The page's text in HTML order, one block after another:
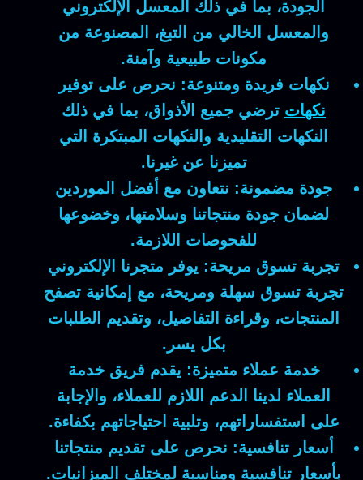
الجودة، بما في ذلك المعسل الإلكتروني
والمعسل الخالي من التبغ، المصنوعة من
مكونات طبيعية وآمنة.
نكهات فريدة ومتنوعة: نحرص على توفير
نكهات ترضي جميع الأذواق، بما في ذلك
النكهات التقليدية والنكهات المبتكرة التي
تميزنا عن غيرنا.
جودة مضمونة: نتعاون مع أفضل الموردين
لضمان جودة منتجاتنا وسلامتها، وخضوعها
للفحوصات اللازمة.
تجربة تسوق مريحة: يوفر متجرنا الإلكتروني
تجربة تسوق سهلة ومريحة، مع إمكانية تصفح
المنتجات، وقراءة التفاصيل، وتقديم الطلبات
بكل يسر.
خدمة عملاء متميزة: يقدم فريق خدمة
العملاء لدينا الدعم اللازم للعملاء، والإجابة
على استفساراتهم، وتلبية احتياجاتهم بكفاءة.
أسعار تنافسية: نحرص على تقديم منتجاتنا
بأسعار تنافسية ومناسبة لمختلف الميزانيات.